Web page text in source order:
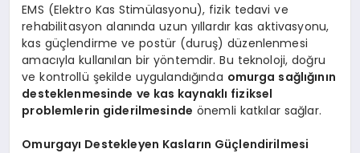
EMS (Elektro Kas Stimülasyonu), fizik tedavi ve
rehabilitasyon alanında uzun yıllardır kas aktivasyonu,
kas güçlendirme ve postür (duruş) düzenlenmesi
amacıyla kullanılan bir yöntemdir. Bu teknoloji, doğru
ve kontrollü şekilde uygulandığında omurga sağlığının
desteklenmesinde ve kas kaynaklı fiziksel
problemlerin giderilmesinde önemli katkılar sağlar.
Omurgayı Destekleyen Kasların Güçlendirilmesi